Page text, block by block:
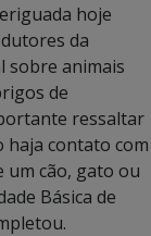
hoje
da
sobre animais
de
ressaltar
haja contato com
um cão, gato ou
Básica de